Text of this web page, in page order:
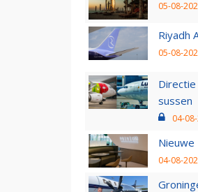
05-08-
Riyadh
05-08-
sussen
04-
Nieuwe
04-08-